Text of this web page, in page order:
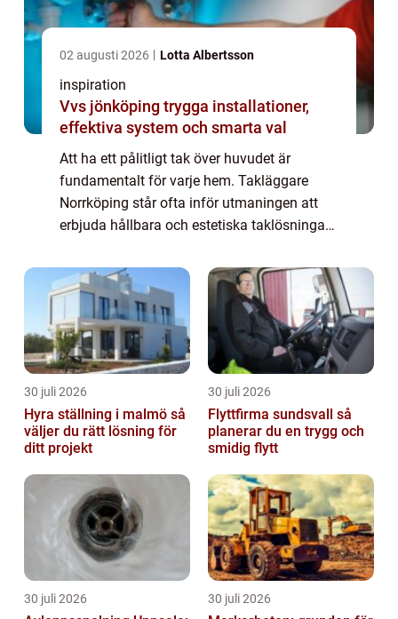
02 augusti 2026 Lotta Albertsson
inspiration
Vvs jönköping trygga installationer,
effektiva system och smarta val
Att ha ett pålitligt tak över huvudet är
fundamentalt för varje hem. Takläggare
Norrköping står ofta inför utmaningen att
erbjuda hållbara och estetiska taklösningar
30 juli 2026
Hyra ställning i malmö så
väljer du rätt lösning för
ditt projekt
30 juli 2026
Flyttfirma sundsvall så
planerar du en trygg och
smidig flytt
30 juli 2026 30 juli 2026